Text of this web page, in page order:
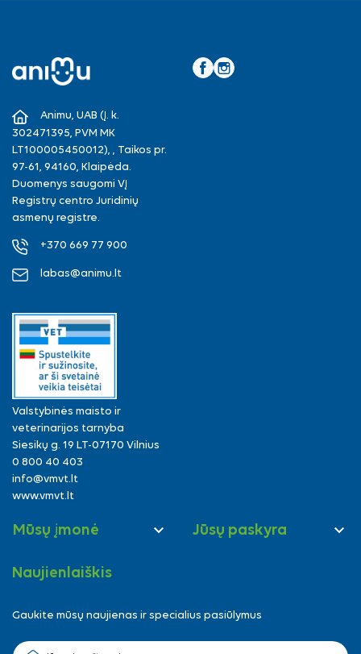
Animu, UAB (Į. k.
302471395, PVM MK
LT100005450012), , Taikos pr.
97-61, 94160, Klaipėda.
Duomenys saugomi VĮ
Registrų centro Juridinių
asmenų registre.
+370 669 77 900
labas@animu.lt
Valstybinės maisto ir
veterinarijos tarnyba
Siesikų g. 19 LT-07170 Vilnius
0 800 40 403
info@vmvt.lt
www.vmvt.lt
Mūsų įmonė  Jūsų paskyra 
Naujienlaiškis
Gaukite mūsų naujienas ir specialius pasiūlymus